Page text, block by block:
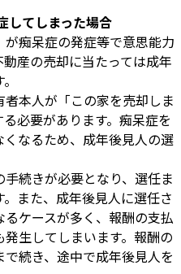
してしまった場合
痴呆症の発症等で意思能力
産の売却に当たっては成年
本人が「この家を売却しま
必要があります。痴呆症を
なるため、成年後見人の選
続きが必要となり、選任ま
また、成年後見人に選任さ
ケースが多く、報酬の支払
生してしまいます。報酬の
続き、途中で成年後見人を